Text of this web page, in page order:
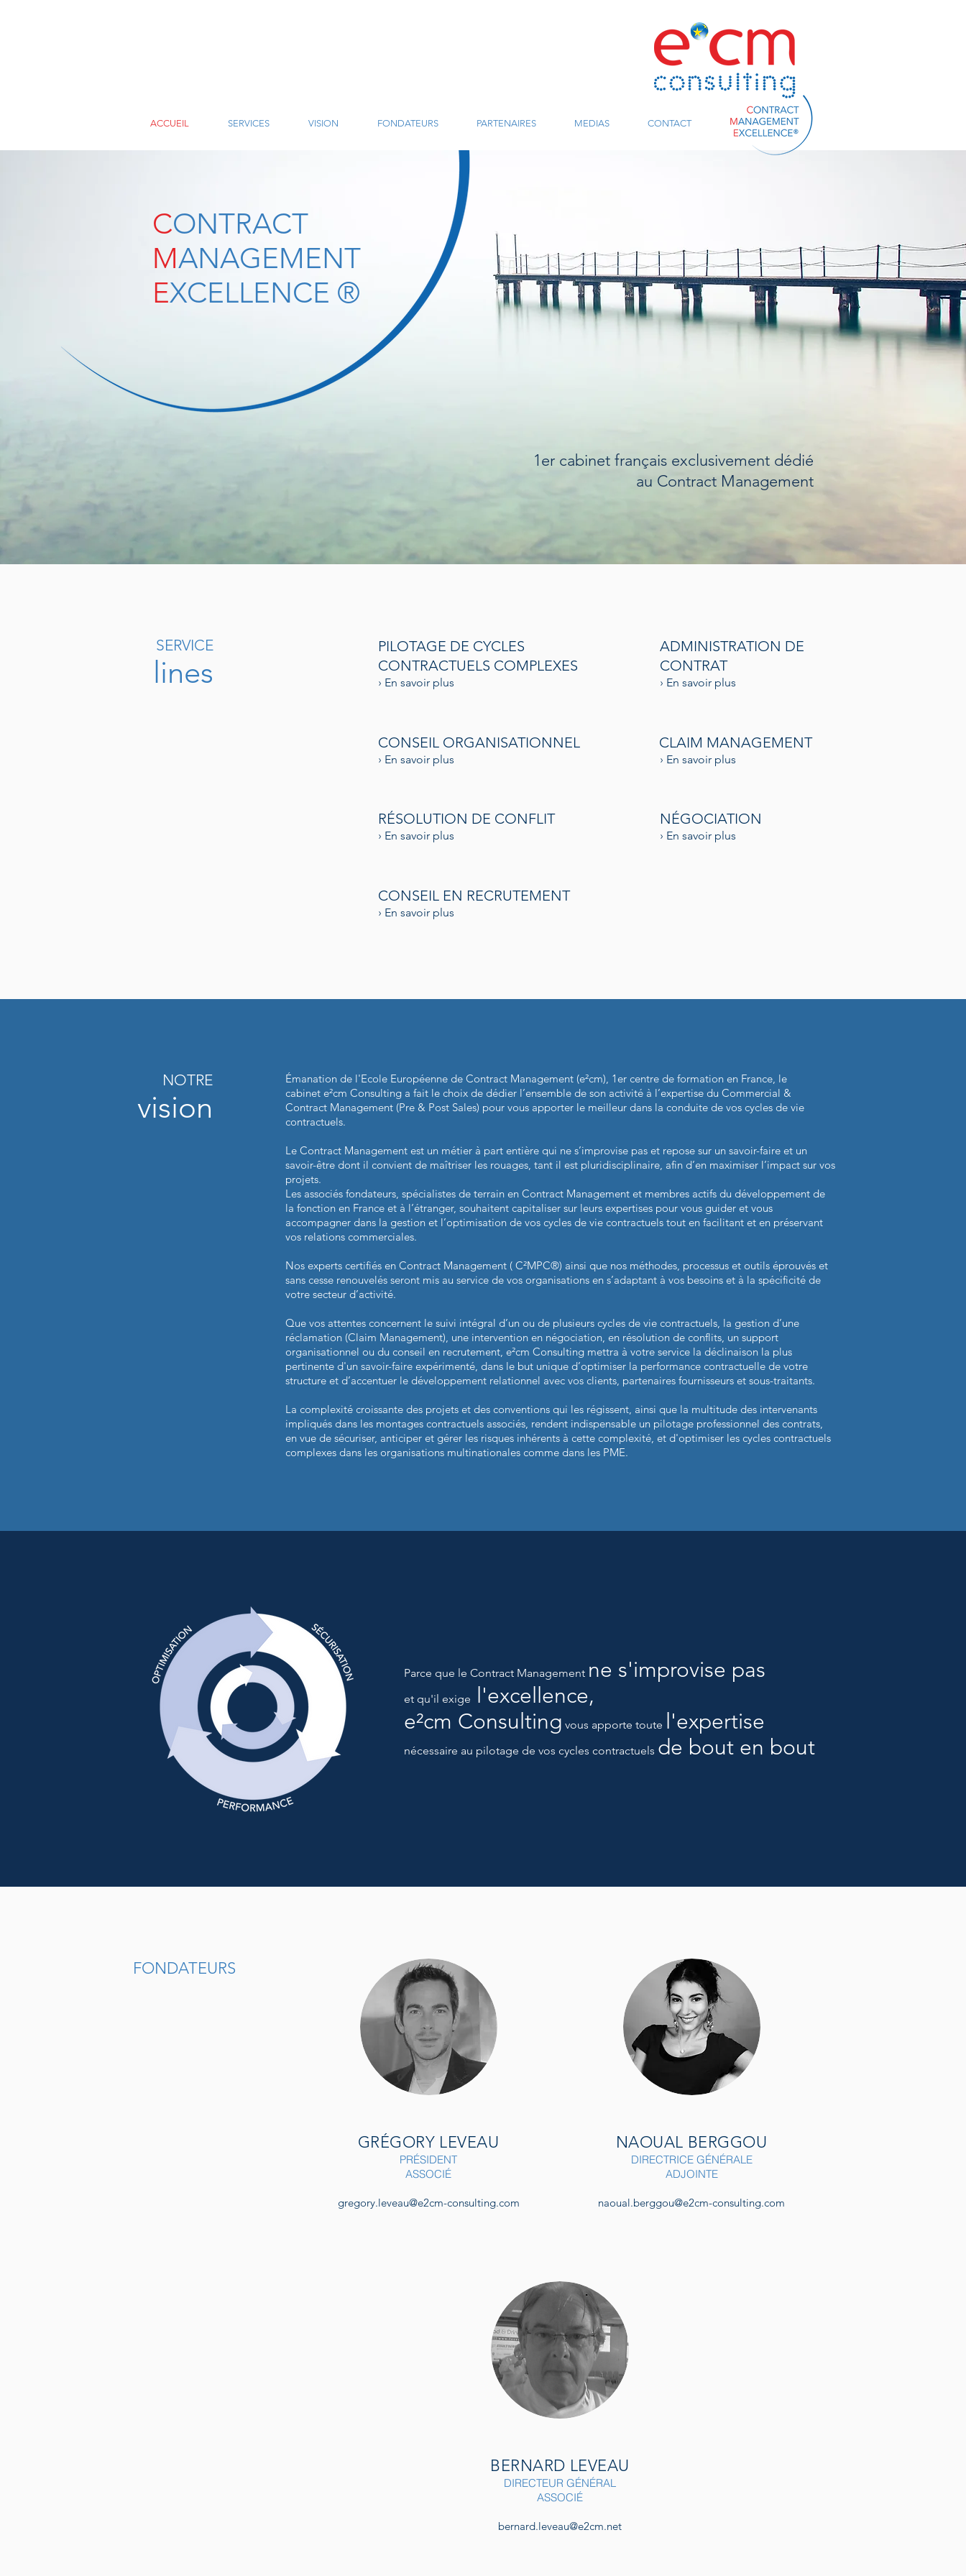
ACCUEIL SERVICES VISION FONDATEURS PARTENAIRES MEDIAS CONTACT
CONTRACT
MANAGEMENT
EXCELLENCE ®
1er cabinet français exclusivement dédié
au Contract Management
SERVICE
lines
PILOTAGE DE CYCLES
CONTRACTUELS COMPLEXES
› En savoir plus
CONSEIL ORGANISATIONNEL
› En savoir plus
RÉSOLUTION DE CONFLIT
› En savoir plus
CONSEIL EN RECRUTEMENT
ADMINISTRATION DE
CONTRAT
› En savoir plus
CLAIM MANAGEMENT
› En savoir plus
NÉGOCIATION
› En savoir plus
› En savoir plus
NOTRE
vision
Émanation de l'Ecole Européenne de Contract Management (e²cm), 1er centre de formation en France, le
cabinet e²cm Consulting a fait le choix de dédier l’ensemble de son activité à l’expertise du Commercial &
Contract Management (Pre & Post Sales) pour vous apporter le meilleur dans la conduite de vos cycles de vie
contractuels.
Le Contract Management est un métier à part entière qui ne s’improvise pas et repose sur un savoir-faire et un
savoir-être dont il convient de maîtriser les rouages, tant il est pluridisciplinaire, afin d’en maximiser l’impact sur vos
projets.
Les associés fondateurs, spécialistes de terrain en Contract Management et membres actifs du développement de
la fonction en France et à l’étranger, souhaitent capitaliser sur leurs expertises pour vous guider et vous
accompagner dans la gestion et l’optimisation de vos cycles de vie contractuels tout en facilitant et en préservant
vos relations commerciales.
Nos experts certifiés en Contract Management ( C²MPC®) ainsi que nos méthodes, processus et outils éprouvés et
sans cesse renouvelés seront mis au service de vos organisations en s’adaptant à vos besoins et à la spécificité de
votre secteur d’activité.
Que vos attentes concernent le suivi intégral d’un ou de plusieurs cycles de vie contractuels, la gestion d’une
réclamation (Claim Management), une intervention en négociation, en résolution de conflits, un support
organisationnel ou du conseil en recrutement, e²cm Consulting mettra à votre service la déclinaison la plus
pertinente d'un savoir-faire expérimenté, dans le but unique d’optimiser la performance contractuelle de votre
structure et d’accentuer le développement relationnel avec vos clients, partenaires fournisseurs et sous-traitants.
La complexité croissante des projets et des conventions qui les régissent, ainsi que la multitude des intervenants
impliqués dans les montages contractuels associés, rendent indispensable un pilotage professionnel des contrats,
en vue de sécuriser, anticiper et gérer les risques inhérents à cette complexité, et d'optimiser les cycles contractuels
complexes dans les organisations multinationales comme dans les PME.
Parce que le Contract Management ne s'improvise pas
et qu'il exige
l'excellence,
e²cm Consulting vous apporte toute l'expertise
nécessaire au pilotage de vos cycles contractuels de bout en bout
FONDATEURS
GRÉGORY LEVEAU
PRÉSIDENT
ASSOCIÉ
gregory.leveau@e2cm-consulting.com
NAOUAL BERGGOU
DIRECTRICE GÉNÉRALE
ADJOINTE
naoual.berggou@e2cm-consulting.com
BERNARD LEVEAU
DIRECTEUR GÉNÉRAL
ASSOCIÉ
bernard.leveau@e2cm.net